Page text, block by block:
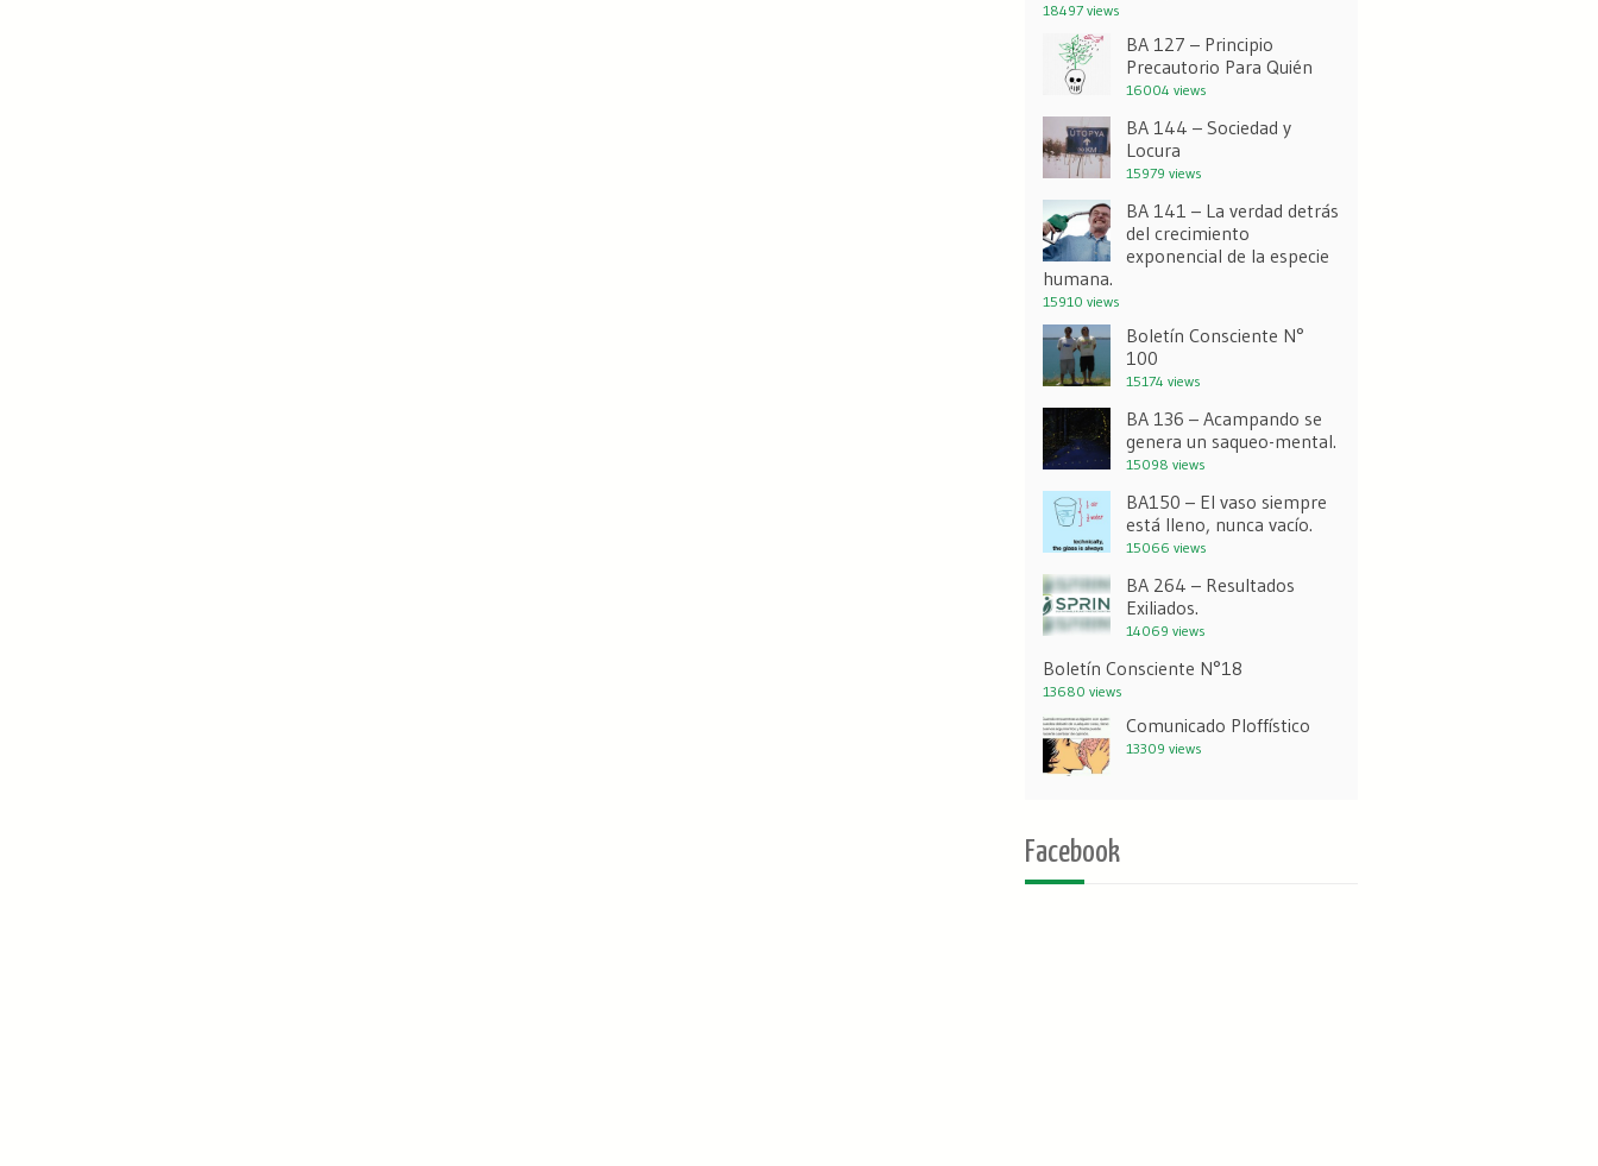
18497 views
BA 127 – Principio
Precautorio Para Quién
16004 views
BA 144 – Sociedad y
Locura
15979 views
BA 141 – La verdad detrás
del crecimiento
exponencial de la especie
humana.
15910 views
Boletín Consciente N°
100
15174 views
BA 136 – Acampando se
genera un saqueo-mental.
15098 views
BA150 – El vaso siempre
está lleno, nunca vacío.
15066 views
BA 264 – Resultados
Exiliados.
14069 views
Boletín Consciente N°18
13680 views
Comunicado Ploffístico
13309 views
Facebook